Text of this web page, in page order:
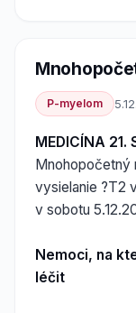
P-myelom
MEDICÍNA 21.
Mnohopočetný
vysielanie ?T2
v sobotu
Nemoci, na
léčit